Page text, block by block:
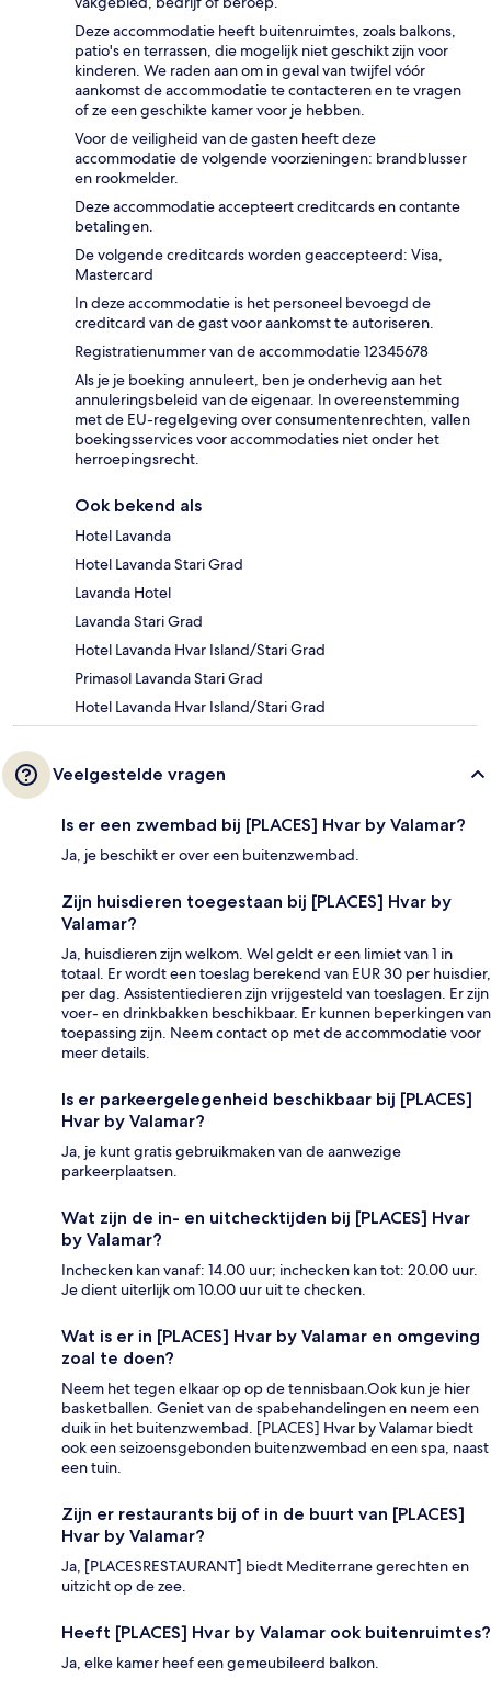
Deze accommodatie heeft buitenruimtes, zoals balkons,
patio's en terrassen, die mogelijk niet geschikt zijn voor
kinderen. We raden aan om in geval van twijfel vóór
aankomst de accommodatie te contacteren en te vragen
of ze een geschikte kamer voor je hebben.
Voor de veiligheid van de gasten heeft deze
accommodatie de volgende voorzieningen: brandblusser
en rookmelder.
Deze accommodatie accepteert creditcards en contante
betalingen.
De volgende creditcards worden geaccepteerd: Visa,
Mastercard
In deze accommodatie is het personeel bevoegd de
creditcard van de gast voor aankomst te autoriseren.
Registratienummer van de accommodatie 12345678
Als je je boeking annuleert, ben je onderhevig aan het
annuleringsbeleid van de eigenaar. In overeenstemming
met de EU-regelgeving over consumentenrechten, vallen
boekingsservices voor accommodaties niet onder het
herroepingsrecht.
Ook bekend als
Hotel Lavanda
Hotel Lavanda Stari Grad
Lavanda Hotel
Lavanda Stari Grad
Hotel Lavanda Hvar Island/Stari Grad
Primasol Lavanda Stari Grad
Hotel Lavanda Hvar Island/Stari Grad
Veelgestelde vragen
Is er een zwembad bij [PLACES] Hvar by Valamar?
Ja, je beschikt er over een buitenzwembad.
Zijn huisdieren toegestaan bij [PLACES] Hvar by
Valamar?
Ja, huisdieren zijn welkom. Wel geldt er een limiet van 1 in
totaal. Er wordt een toeslag berekend van EUR 30 per huisdier,
per dag. Assistentiedieren zijn vrijgesteld van toeslagen. Er zijn
voer- en drinkbakken beschikbaar. Er kunnen beperkingen van
toepassing zijn. Neem contact op met de accommodatie voor
meer details.
Is er parkeergelegenheid beschikbaar bij [PLACES]
Hvar by Valamar?
Ja, je kunt gratis gebruikmaken van de aanwezige
parkeerplaatsen.
Wat zijn de in- en uitchecktijden bij [PLACES] Hvar
by Valamar?
Inchecken kan vanaf: 14.00 uur; inchecken kan tot: 20.00 uur.
Je dient uiterlijk om 10.00 uur uit te checken.
Wat is er in [PLACES] Hvar by Valamar en omgeving
zoal te doen?
Neem het tegen elkaar op op de tennisbaan.Ook kun je hier
basketballen. Geniet van de spabehandelingen en neem een
duik in het buitenzwembad. [PLACES] Hvar by Valamar biedt
ook een seizoensgebonden buitenzwembad en een spa, naast
een tuin.
Zijn er restaurants bij of in de buurt van [PLACES]
Hvar by Valamar?
Ja, [PLACESRESTAURANT] biedt Mediterrane gerechten en
uitzicht op de zee.
Heeft [PLACES] Hvar by Valamar ook buitenruimtes?
Ja, elke kamer heef een gemeubileerd balkon.